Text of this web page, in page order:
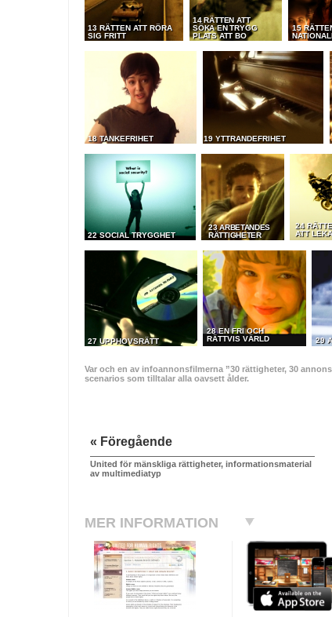
13 RÄTTEN ATT RÖRA
SIG FRITT
14 RÄTTEN ATT
SÖKA EN TRYGG
PLATS ATT BO
15
18 TANKEFRIHET 19 YTTRANDEFRIHET
22 SOCIAL TRYGGHET
23 ARBETANDES
RÄTTIGHETER
24
ATT LEKA
27 UPPHOVSRÄTT
28 EN FRI OCH
RÄTTVIS VÄRLD
29
Var och en av infoannonsfilmerna ”30 rättigheter, 30
scenarios som tilltalar alla oavsett ålder.
« Föregående
United för mänskliga rättigheter, informationsmaterial
av multimediatyp
MER INFORMATION